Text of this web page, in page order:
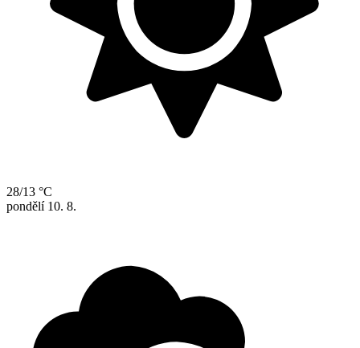
28/13 °C
pondělí 10. 8.